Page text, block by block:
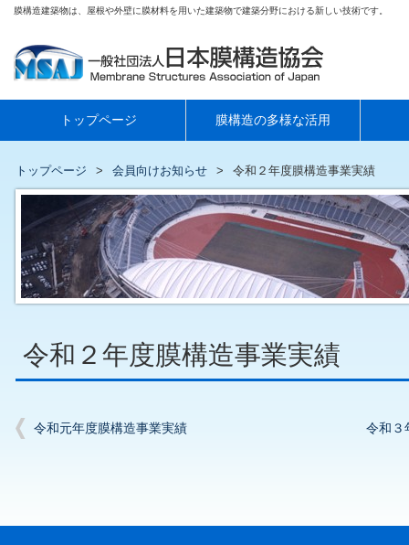
膜構造建築物は、屋根や外壁に膜材料を用いた建築物で建築分野における新しい技術です。
トップページ 膜構造の多様な活用
トップページ 会員向けお知らせ 令和２年度膜構造事業実績
令和２年度膜構造事業実績
令和元年度膜構造事業実績 令和３